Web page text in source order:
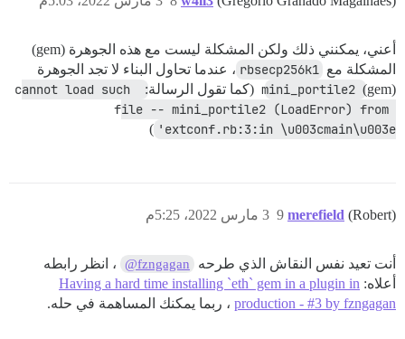
أعني، يمكنني ذلك ولكن المشكلة ليست مع هذه الجوهرة (gem)
المشكلة مع rbsecp256k1 ، عندما تحاول البناء لا تجد الجوهرة
(gem)
mini_portile2 (كما تقول الرسالة:
cannot load such
file -- mini_portile2 (LoadError) from
extconf.rb:3:in \u003cmain\u003e'
)
merefield (Robert) 3 مارس 2022، 5:25م 9
أنت تعيد نفس النقاش الذي طرحه @fzngagan
، انظر رابطه
أعلاه: Having a hard time installing `eth` gem in a plugin in
production - #3 by fzngagan ، ربما يمكنك المساهمة في حله.